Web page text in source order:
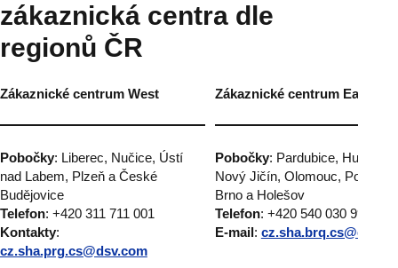
zákaznická centra dle
regionů ČR
Zákaznické centrum West Zákaznické centrum East
Pobočky: Liberec, Nučice, Ústí
nad Labem, Plzeň a České
Budějovice
Telefon: +420 311 711 001
Kontakty:
cz.sha.prg.cs@dsv.com
Pobočky: Pardubice,
Nový Jičín, Olomouc, Popůvky,
Brno a Holešov
Telefon: +420 540 030 999
E-mail: